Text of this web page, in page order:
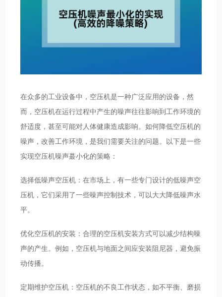
在众多的工业设备中，空压机是一种广泛应用的设备，然
而，空压机在运行过程中产生的噪声往往影响到工作环境的
舒适度，甚至可能对人体健康造成影响。如何降低空压机的
噪声，改善工作环境，是我们需要关注的问题。以下是一些
实现空压机噪声蕞小化的策略：
选择低噪声空压机：在市场上，有一些专门设计的低噪声空
压机，它们采用了一些噪声控制技术，可以大大降低噪声水
平。
优化空压机的安装：合理的空压机安装方式可以减少结构噪
声的产生。例如，空压机与地面之间应安装阻尼器，避免振
动传播。
定期维护空压机：空压机的不良工作状态，如不平衡、磨损